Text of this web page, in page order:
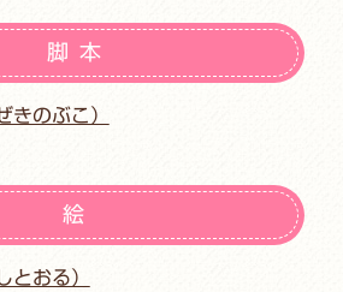
脚本
きのぶこ）
絵
とおる）